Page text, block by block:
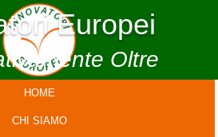
Europei
Oltre
HOME
CHI SIAMO